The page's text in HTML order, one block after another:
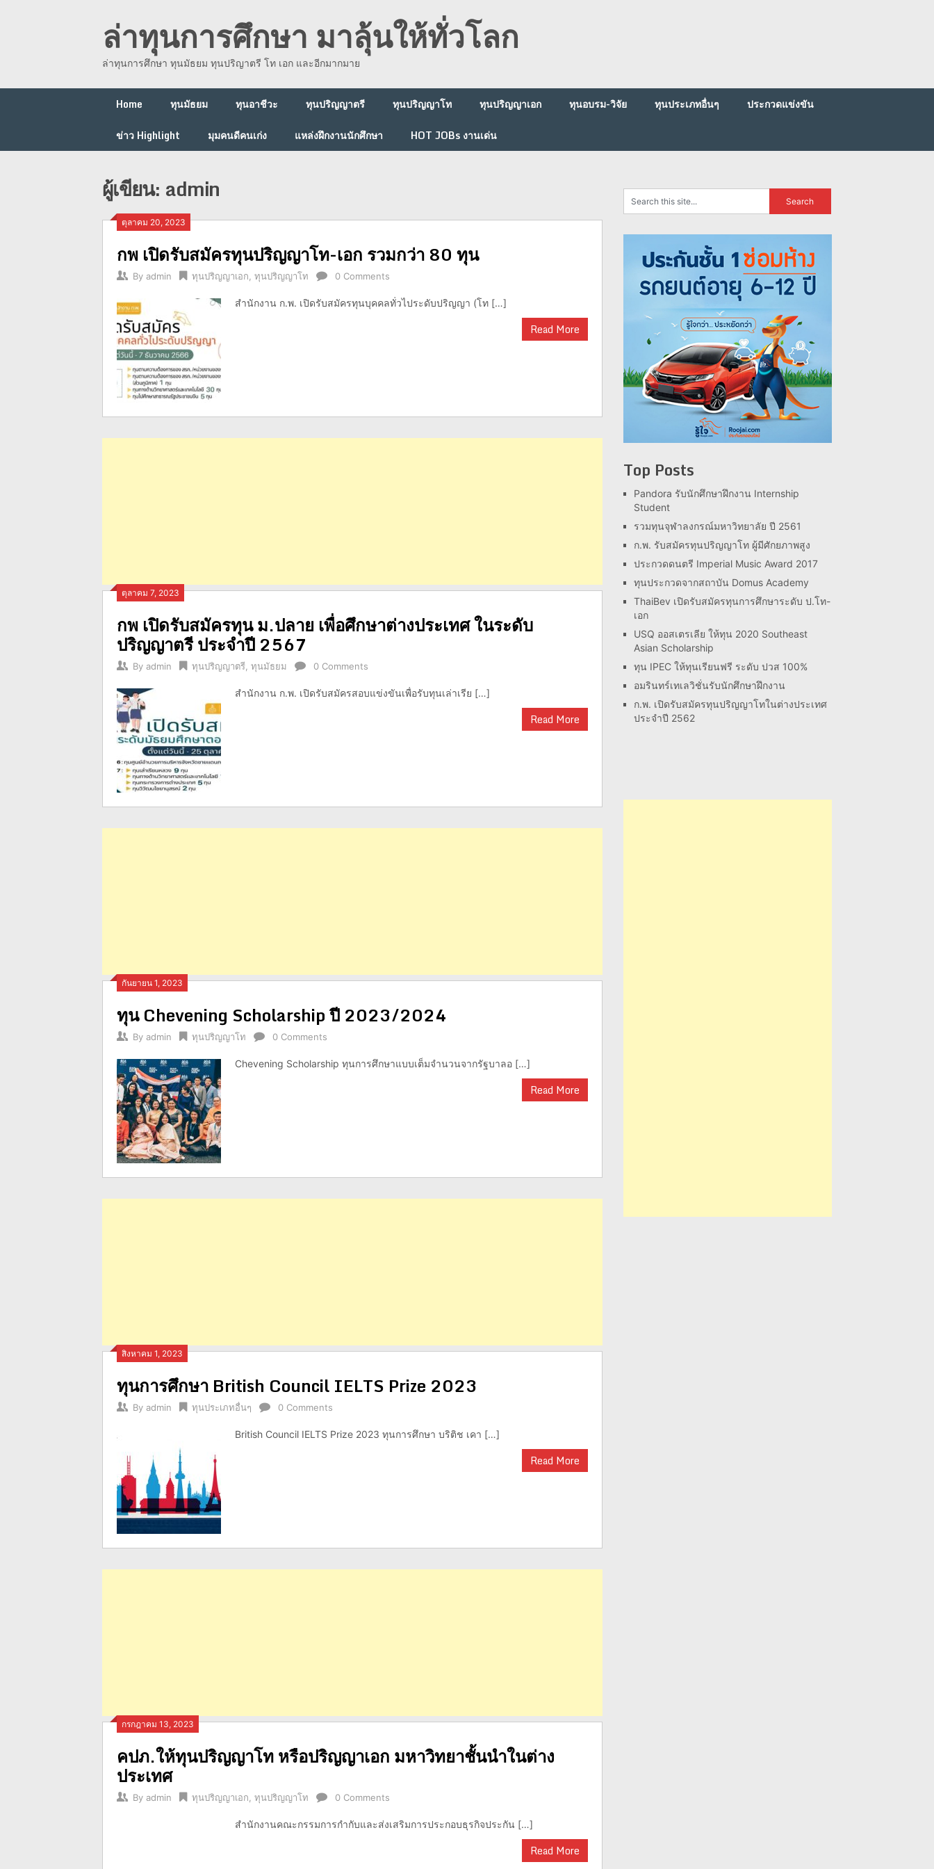
ล่าทุนการศึกษา มาลุ้นให้ทั่วโลก
ล่าทุนการศึกษา ทุนมัธยม ทุนปริญาตรี โท เอก และอีกมากมาย
Home ทุนมัธยม ทุนอาชีวะ ทุนปริญญาตรี ทุนปริญญาโท ทุนปริญญาเอก ทุนอบรม-วิจัย ทุนประเภทอื่นๆ
ประกวดแข่งขัน
ข่าว Highlight
มุมคนดีคนเก่ง แหล่งฝึกงานนักศึกษา HOT JOBs งานเด่น
ผู้เขียน: admin
ตุลาคม 20, 2023
กพ เปิดรับสมัครทุนปริญญาโท-เอก รวมกว่า 80 ทุน
By admin ทุนปริญญาเอก ทุนปริญญาโท 0 Comments
สำนักงาน ก.พ. เปิดรับสมัครทุนบุคคลทั่วไประดับปริญญา (โท […]
Read More
ตุลาคม 7, 2023
กพ เปิดรับสมัครทุน ม.ปลาย เพื่อศึกษาต่างประเทศ ในระดับ
ปริญญาตรี ประจำปี 2567
By admin ทุนปริญญาตรี ทุนมัธยม 0 Comments
สำนักงาน ก.พ. เปิดรับสมัครสอบแข่งขันเพื่อรับทุนเล่าเรีย […]
Read More
กันยายน 1, 2023
ทุน Chevening Scholarship ปี 2023/2024
By admin ทุนปริญญาโท 0 Comments
Chevening Scholarship ทุนการศึกษาแบบเต็มจำนวนจากรัฐบาลอ […]
Read More
สิงหาคม 1, 2023
ทุนการศึกษา British Council IELTS Prize 2023
By admin ทุนประเภทอื่นๆ 0 Comments
British Council IELTS Prize 2023 ทุนการศึกษา บริติช เคา […]
Read More
กรกฎาคม 13, 2023
คปภ.ให้ทุนปริญญาโท หรือปริญญาเอก มหาวิทยาชั้นนำในต่าง
ประเทศ
By admin ทุนปริญญาเอก ทุนปริญญาโท 0 Comments
สำนักงานคณะกรรมการกำกับและส่งเสริมการประกอบธุรกิจประกัน […]
Read More
Top Posts
Pandora รับนักศึกษาฝึกงาน Internship
Student
รวมทุนจุฬาลงกรณ์มหาวิทยาลัย ปี 2561
ก.พ. รับสมัครทุนปริญญาโท ผู้มีศักยภาพสูง
ประกวดดนตรี Imperial Music Award 2017
ทุนประกวดจากสถาบัน Domus Academy
ThaiBev เปิดรับสมัครทุนการศึกษาระดับ ป.โท-
เอก
USQ ออสเตรเลีย ให้ทุน 2020 Southeast
Asian Scholarship
ทุน IPEC ให้ทุนเรียนฟรี ระดับ ปวส 100%
อมรินทร์เทเลวิชั่นรับนักศึกษาฝึกงาน
ก.พ. เปิดรับสมัครทุนปริญญาโทในต่างประเทศ
ประจำปี 2562